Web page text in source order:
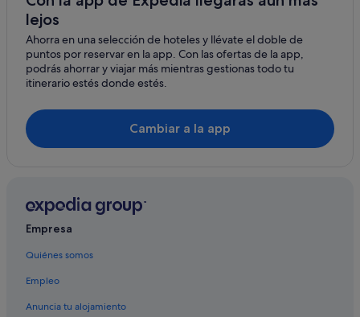
Casas privadas de vacaciones en Castillo de Montemar
Hoteles de 5 estrellas en Algorfa
Residences en Algorfa
Villas en Algorfa
Campings de caravanas en Benijófar
Campings de caravanas en Algorfa
Condominios en Algorfa
Apartamentos en Benijófar
Algorfa hoteles
Villas en Castillo de Montemar
Hoteles con piscina en Algorfa
lejos
Ahorra en una selección de hoteles y llévate el doble de
puntos por reservar en la app. Con las ofertas de la app,
podrás ahorrar y viajar más mientras gestionas todo tu
itinerario estés donde estés.
Cambiar a la app
Empresa
Quiénes somos
Empleo
Anuncia tu alojamiento